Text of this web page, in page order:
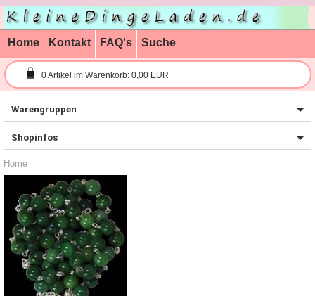
Home Kontakt FAQ's Suche
0Artikel im Warenkorb: 0,00 EUR
Warengruppen
Shopinfos
Home